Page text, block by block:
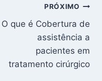
PRÓXIMO
O que é Cobertura de
assistência a
pacientes em
tratamento cirúrgico